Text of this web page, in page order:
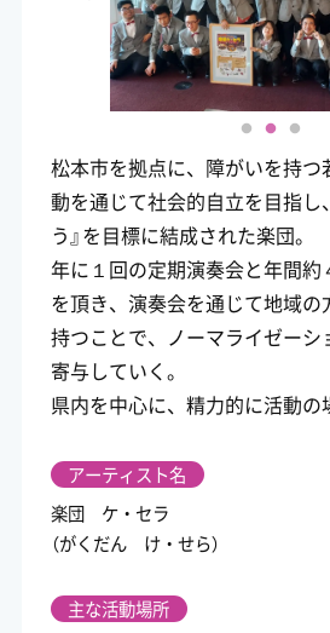
松本市を拠点に、障がいを持つ
動を通じて社会的自立を目指し
う』を目標に結成された楽団。
年に１回の定期演奏会と年間約
を頂き、演奏会を通じて地域の
持つことで、ノーマライゼーシ
寄与していく。
県内を中心に、精力的に活動の
アーティスト名
楽団 ケ・セラ
（がくだん け・せら）
主な活動場所